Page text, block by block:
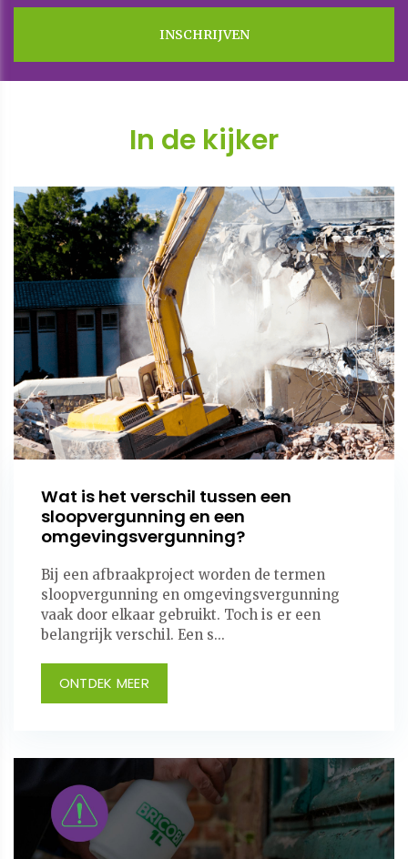
In de kijker
Wat is het verschil tussen een
sloopvergunning en een
omgevingsvergunning?
Bij een afbraakproject worden de termen
sloopvergunning en omgevingsvergunning
vaak door elkaar gebruikt. Toch is er een
belangrijk verschil. Een s...
ONTDEK MEER